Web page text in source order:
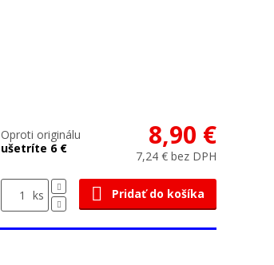
Oproti originálu
ušetríte 6 €
8,90 €
7,24 € bez DPH
ks Pridať do košíka